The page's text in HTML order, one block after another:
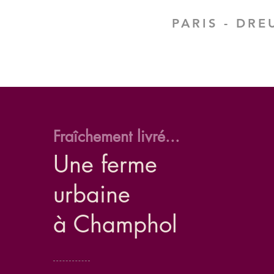
PARIS -
Fraîchement livré...
Une ferme
urbaine
à Champhol